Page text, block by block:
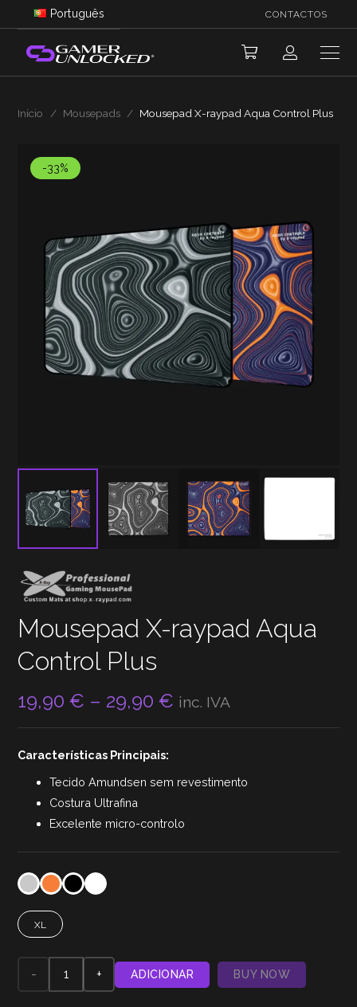
Português CONTACTOS
Início / Mousepads / Mousepad X-raypad Aqua Control Plus
-33%
Mousepad X-raypad Aqua
Control Plus
19,90€ – 29,90€ Price
29,90 €
inc. IVA
Características Principais:
Tecido Amundsen sem revestimento
Costura Ultrafina
Excelente micro-controlo
XL
Quantidade ADICIONAR BUY NOW